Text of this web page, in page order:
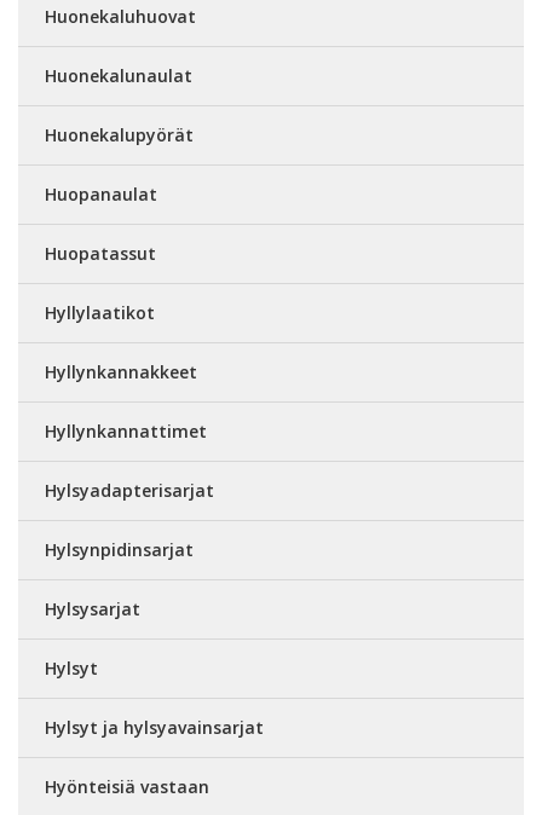
Huonekaluhuovat
Huonekalunaulat
Huonekalupyörät
Huopanaulat
Huopatassut
Hyllylaatikot
Hyllynkannakkeet
Hyllynkannattimet
Hylsyadapterisarjat
Hylsynpidinsarjat
Hylsysarjat
Hylsyt
Hylsyt ja hylsyavainsarjat
Hyönteisiä vastaan